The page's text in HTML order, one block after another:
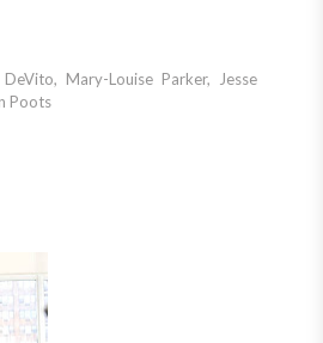
Mary-Louise Parker, Jesse
Poots